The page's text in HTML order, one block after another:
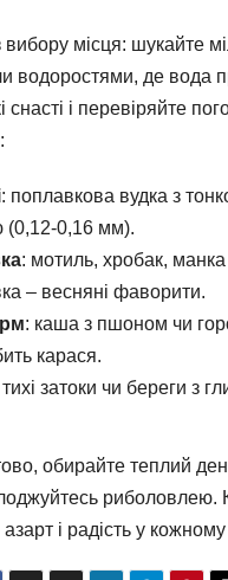
вибору місця: шукайте
водоростями, де вода
снасті і перевіряйте
: поплавкова вудка з
(0,12-0,16 мм).
: мотиль, хробак, манка
– весняні фаворити.
: каша з пшоном чи
карася.
тихі затоки чи береги з
обирайте теплий
риболовлею.
і радість у